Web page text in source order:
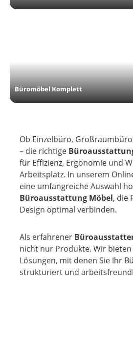
Büromöbel Komplett
Ob Einzelbüro,
– die richtige
für Effizienz, Ergonomie und
Arbeitsplatz. In unserem
eine umfangreiche Auswahl
Büroausstattung Möbel, die
Design optimal verbinden.
Als erfahrener
nicht nur Produkte. Wir
Lösungen, mit denen Sie Ihr
strukturiert und